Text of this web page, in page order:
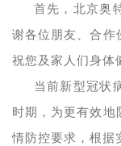
首先，北京奥特
谢各位朋友、合作
祝您及家人们身体
当前新型冠状病
时期，为更有效地
情防控要求，根据